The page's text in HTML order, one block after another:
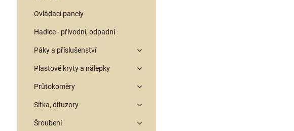
Ovládací panely
Hadice - přívodní, odpadní
Páky a příslušenství
Plastové kryty a nálepky
Průtokoměry
Sítka, difuzory
Šroubení